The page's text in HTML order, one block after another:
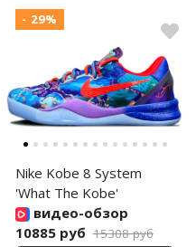
- 29%
Nike Kobe 8 System
'What The Kobe'
видео-обзор
10885 руб 15308 руб